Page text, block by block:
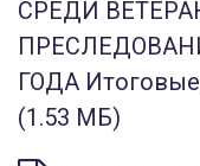
СРЕДИ
ГОДА Итоговые
(1.53 МБ)